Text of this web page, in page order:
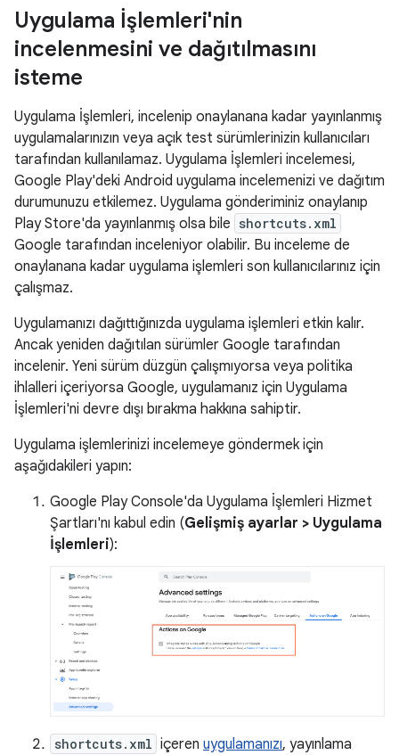
Uygulama İşlemleri'nin
incelenmesini ve dağıtılmasını
isteme
Uygulama İşlemleri, incelenip onaylanana kadar yayınlanmış
uygulamalarınızın veya açık test sürümlerinizin kullanıcıları
tarafından kullanılamaz. Uygulama İşlemleri incelemesi,
Google Play'deki Android uygulama incelemenizi ve dağıtım
durumunuzu etkilemez. Uygulama gönderiminiz onaylanıp
Play Store'da yayınlanmış olsa bile shortcuts.xml
Google tarafından inceleniyor olabilir. Bu inceleme de
onaylanana kadar uygulama işlemleri son kullanıcılarınız için
çalışmaz.
Uygulamanızı dağıttığınızda uygulama işlemleri etkin kalır.
Ancak yeniden dağıtılan sürümler Google tarafından
incelenir. Yeni sürüm düzgün çalışmıyorsa veya politika
ihlalleri içeriyorsa Google, uygulamanız için Uygulama
İşlemleri'ni devre dışı bırakma hakkına sahiptir.
Uygulama işlemlerinizi incelemeye göndermek için
aşağıdakileri yapın:
Google Play Console'da Uygulama İşlemleri Hizmet
Şartları'nı kabul edin (Gelişmiş ayarlar > Uygulama
İşlemleri):
shortcuts.xml içeren uygulamanızı, yayınlama